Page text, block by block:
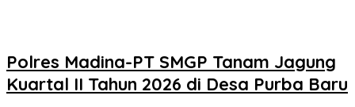
Polres Madina-PT SMGP Tanam Jagung
Kuartal II Tahun 2026 di Desa Purba Baru